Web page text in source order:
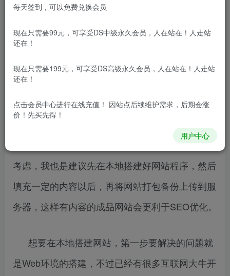
现在做网站的人逐年减少，学习做网站的人更
是寥寥无几，毕竟云服务器和虚拟主机的价格都在
涨，不过真的想要学习建网站的话，先在本地搭建
Web环境学习也没问题，而且即便是已经会建网站
的话，想要上线一个新的网站，处于对SEO优化的
考虑，我也是建议先在本地搭建好网站程序，然后
填充一定的内容以后，再将网站打包备份上传到服
务器，这样有内容的成品网站会更利于SEO优化。
想要在本地搭建网站，第一步要解决的问题就
是Web环境的搭建，不过已经有很多互联网大牛开
每天签到，可以免费兑换会员
现在只需要99元，可享受DS中级永久会员，人在站在！人走站
还在！
现在只需要199元，可享受DS高级永久会员，人在站在！人走站
还在！
点击会员中心进行在线充值！ 因站点后续维护需求，后期会涨
价！先买先得！
用户中心